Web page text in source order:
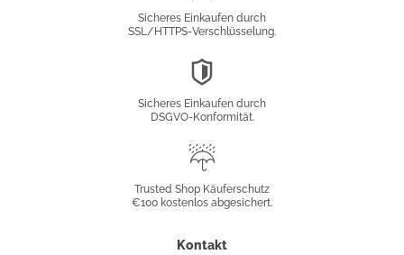
Sicheres Einkaufen durch
SSL/HTTPS-Verschlüsselung.
Sicheres Einkaufen durch
DSGVO-Konformität.
Käuferschutz
Trusted Shop Käuferschutz
€100 kostenlos abgesichert.
Kontakt